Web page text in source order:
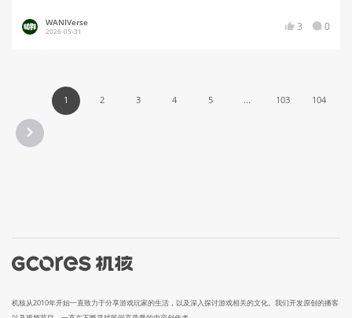
WANIVerse
2026-05-31 3 0
1 2 3 4 5 ... 103 104
机核从2010年开始一直致力于分享游戏玩家的生活，以及深入探讨游戏相关的文化。我们开发原创的播客